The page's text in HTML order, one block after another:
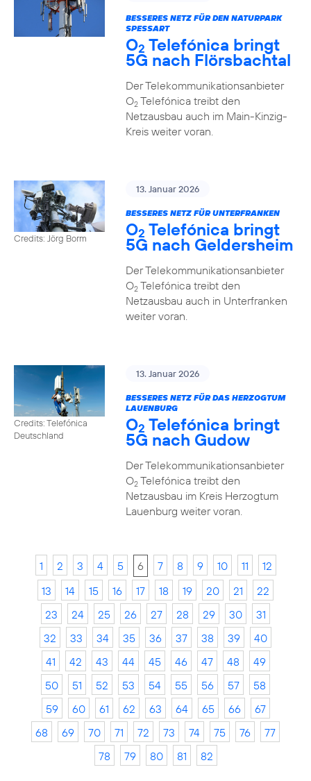
BESSERES NETZ FÜR DEN NATURPARK
SPESSART
O2 Telefónica bringt
5G nach Flörsbachtal
Der Telekommunikationsanbieter
O2Telefónica treibt den
Netzausbau auch im Main-Kinzig-
Kreis weiter voran.
Credits: Jörg Borm
13. Januar 2026
BESSERES NETZ FÜR UNTERFRANKEN
O2 Telefónica bringt
5G nach Geldersheim
Der Telekommunikationsanbieter
O2Telefónica treibt den
Netzausbau auch in Unterfranken
weiter voran.
Credits: Telefónica
Deutschland
13. Januar 2026
BESSERES NETZ FÜR DAS HERZOGTUM
LAUENBURG
O2 Telefónica bringt
5G nach Gudow
Der Telekommunikationsanbieter
O2Telefónica treibt den
Netzausbau im Kreis Herzogtum
Lauenburg weiter voran.
1 2 3 4 5 6 7 8 9 10 11
12
13
14 15 16 17 18 19 20 21
22
23
24 25 26 27 28 29 30
31
32
33 34 35 36 37 38 39
40
41
42 43 44 45 46 47 48
49
50
51 52 53 54 55 56 57
58
59
60 61 62 63 64 65 66
67
68
69 70 71 72 73 74 75 76
77
78
79 80 81 82